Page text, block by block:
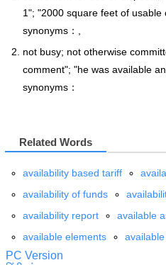
1"; "2000 square feet of usable
synonyms：,
not busy; not otherwise
comment"; "he was available
synonyms：
Related Words
availability based tariff
availability of funds
availability report
available
available elements
PC Version